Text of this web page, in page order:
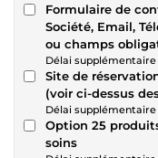
Formulaire de
Société, Email,
ou champs
Délai supplémentaire
Site de
(voir ci-dessus
Délai supplémentaire
Option 25
soins